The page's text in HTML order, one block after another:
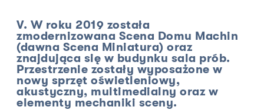
V. W roku 2019 została
zmodernizowana Scena Domu Machin
(dawna Scena Miniatura) oraz
znajdująca się w budynku sala prób.
Przestrzenie zostały wyposażone w
nowy sprzęt oświetleniowy,
akustyczny, multimedialny oraz w
elementy mechaniki sceny.